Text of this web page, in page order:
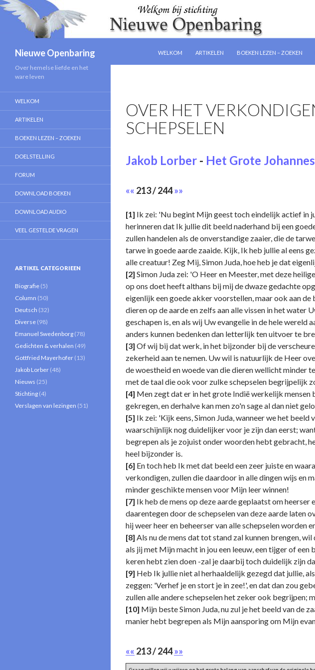
Nieuwe Openbaring
WELKOM
ARTIKELEN BOEKEN LEZEN – ZOEKEN
OVER HET
SCHEPSELEN
Jakob Lorber - Het Grote
«« 213 / 244»»
[1] Ik zei: 'Nu begint Mijn geest toch eindelijk actief in
herinneren dat Ik jullie dit beeld naderhand bij een
zullen handelen als de onverstandige zaaier, die de
tarwe in goede aarde zaaide. Kijk, Ik heb jullie al eens
alle creatuur! Zeg Mij, Simon Juda, hoe heb je dat
[2] Simon Juda zei: 'O Heer en Meester, met deze
op ons doet heeft althans bij mij de dwaze gedachte
eigenlijk een goede akker voorstellen, maar ook aan de
dieren op de aarde en zelfs aan alle vissen in het water
geschapen is, en als wij Uw evangelie in de hele
anders kunnen bedenken dan letterlijk ten uitvoer te
[3] Of wij bij dat werk, in het bijzonder bij de
zekerheid aan te nemen. Uw wil is natuurlijk de Heer
de woestheid en woede van die dieren wellicht minder
met de taal die ook voor zulke schepselen begrijpelijk
[4] Men zegt dat er in het grote Indië werkelijk mensen
gekregen, en derhalve kan men zo'n sage al dan niet
[5] Ik zei: 'Kijk eens, Simon Juda, wanneer we het
waarschijnlijk nog duidelijker voor je zijn dan eerst;
begrepen als je zojuist onder woorden hebt gebracht,
heel bijzonder is.
[6] En toch heb Ik met dat beeld een zeer juiste en
verkondigen, zullen die daardoor in alle dingen wijs en
minder geschikte mensen voor Mijn leer winnen!
[7] Ik heb de mens op deze aarde geplaatst om heerser
daarentegen door de schepselen van deze aarde laten
hij weer heer en beheerser van alle schepselen
[8] Als nu de mens dat tot stand zal kunnen brengen,
als jij met Mijn macht in jou een leeuw, een tijger of
keren hebt zien doen -zal je daarbij toch duidelijk zijn
[9] Heb Ik jullie niet al herhaaldelijk gezegd dat jullie,
zeggen: 'Verhef je en stort je in zee!', en dat dan zou
zullen alle andere schepselen het zeker ook begrijpen;
[10] Mijn beste Simon Juda, nu zul je het beeld van de
manier hebt begrepen als Mijn aansporing om Mijn
«« 213 / 244»»
Over hemelse liefde en het
ware leven
WELKOM
ARTIKELEN
BOEKEN LEZEN – ZOEKEN
DOELSTELLING
FORUM
DOWNLOAD BOEKEN
DOWNLOAD AUDIO
VEEL GESTELDE VRAGEN
ARTIKEL CATEGORIEEN
Biografie (5)
Column (50)
Deutsch (32)
Diverse (98)
Emanuel Swedenborg (78)
Gedichten & verhalen (49)
Gottfried Mayerhofer (13)
Jakob Lorber (48)
Nieuws (25)
Stichting (4)
Verslagen van lezingen (51)